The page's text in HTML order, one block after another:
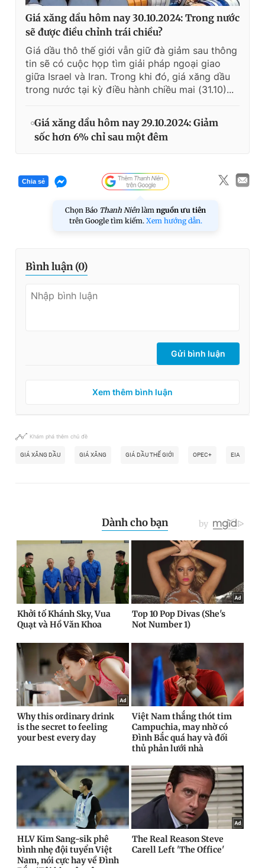
Giá xăng dầu hôm nay 30.10.2024: Trong nước
sẽ được điều chỉnh trái chiều?
Giá dầu thô thế giới vẫn giữ đà giảm sau thông
tin sẽ có cuộc họp tìm giải pháp ngoại giao
giữa Israel và Iran. Trong khi đó, giá xăng dầu
trong nước tại kỳ điều hành chiều mai (31.10)...
Giá xăng dầu hôm nay 29.10.2024: Giảm
sốc hơn 6% chỉ sau một đêm
Chia sẻ
Chọn Báo Thanh Niên làm nguồn ưu tiên
trên Google tìm kiếm. Xem hướng dẫn.
Bình luận (0)
Gửi bình luận
Xem thêm bình luận
Khám phá thêm chủ đề
GIÁ XĂNG DẦU GIÁ XĂNG GIÁ DẦU THẾ GIỚI OPEC+ EIA